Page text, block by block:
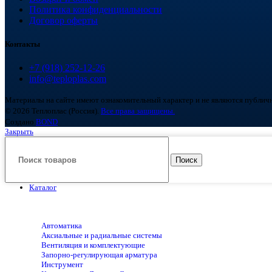
Политика конфиденциальности
Договор оферты
Контакты
+7 (918) 252-12-26
info@teploplas.com
Материалы на сайте имеют ознакомительный характер и не являются
© 2026 Теплоплас (Россия). Все права защищены.
Создано BOND
Закрыть
Поиск
Каталог
Автоматика
Аксиальные и радиальные системы
Вентиляция и комплектующие
Запорно-регулирующая арматура
Инструмент